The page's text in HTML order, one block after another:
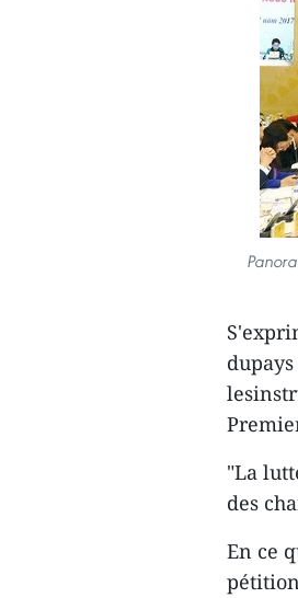
"La
des
En ce